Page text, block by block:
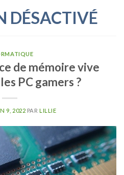
DÉSACTIVÉ
de mémoire vive
PC gamers ?
9, 2022 PARLILLIE